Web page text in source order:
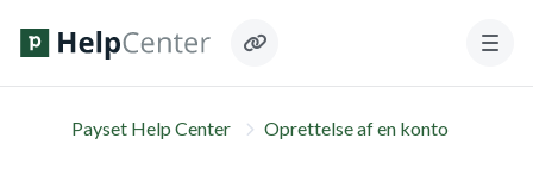
Payset Help Center Oprettelse af en konto